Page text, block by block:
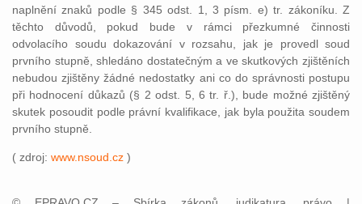
naplnění znaků podle § 345 odst. 1, 3 písm. e) tr. zákoníku. Z
těchto důvodů, pokud bude v rámci přezkumné činnosti
odvolacího soudu dokazování v rozsahu, jak je provedl soud
prvního stupně, shledáno dostatečným a ve skutkových zjištěních
nebudou zjištěny žádné nedostatky ani co do správnosti postupu
při hodnocení důkazů (§ 2 odst. 5, 6 tr. ř.), bude možné zjištěný
skutek posoudit podle právní kvalifikace, jak byla použita soudem
prvního stupně.
( zdroj: www.nsoud.cz )